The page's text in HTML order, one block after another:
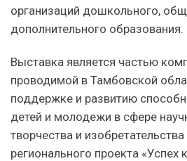
организаций дошкольного,
дополнительного образования.
Выставка является частью
проводимой в Тамбовской
поддержке и развитию
детей и молодежи в сфере
творчества и
регионального проекта «Успех